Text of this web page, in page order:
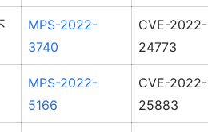
MPS-2022-
3740
CVE-2022-
24773
MPS-2022-
5166
CVE-2022-
25883